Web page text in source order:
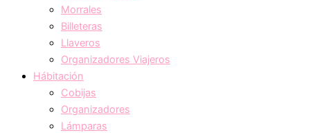
Morrales
Billeteras
Llaveros
Organizadores Viajeros
Hábitación
Cobijas
Organizadores
Lámparas